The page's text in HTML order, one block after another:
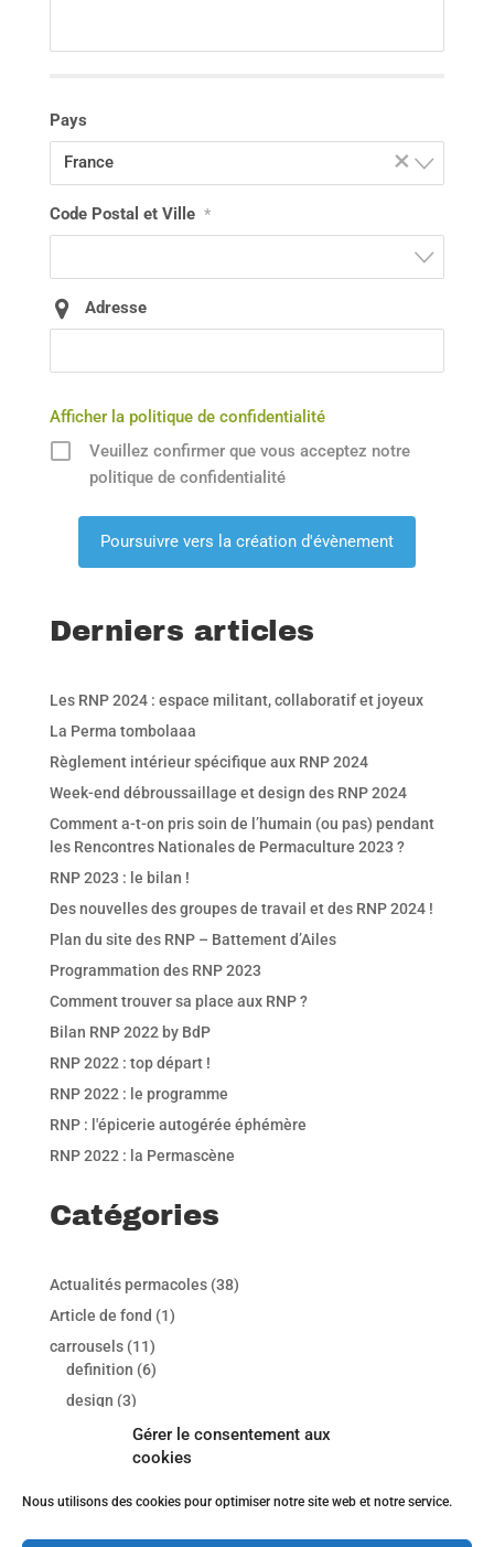
Gérer le consentement aux
cookies
Nous utilisons des cookies pour optimiser notre site web et notre service.
Pays
×
France
Code Postal et Ville *
Adresse
Afficher la politique de confidentialité
Veuillez confirmer que vous acceptez notre
politique de confidentialité
Derniers articles
Les RNP 2024 : espace militant, collaboratif et joyeux
La Perma tombolaaa
Règlement intérieur spécifique aux RNP 2024
Week-end débroussaillage et design des RNP 2024
Comment a-t-on pris soin de l’humain (ou pas) pendant
les Rencontres Nationales de Permaculture 2023 ?
RNP 2023 : le bilan !
Des nouvelles des groupes de travail et des RNP 2024 !
Plan du site des RNP – Battement d’Ailes
Programmation des RNP 2023
Comment trouver sa place aux RNP ?
Bilan RNP 2022 by BdP
RNP 2022 : top départ !
RNP 2022 : le programme
RNP : l'épicerie autogérée éphémère
RNP 2022 : la Permascène
Catégories
Actualités permacoles(38)
Article de fond (1)
carrousels(11)
definition (6)
design (3)
principes-perma(2)
international(7)
Non classé
(153)